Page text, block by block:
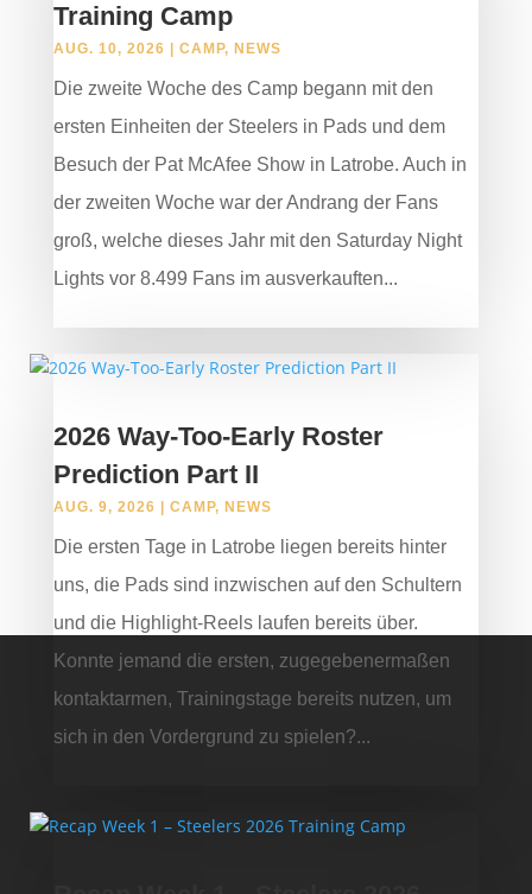
Training Camp
AUG. 10, 2026 CAMP, NEWS
Die zweite Woche des Camp begann mit den
ersten Einheiten der Steelers in Pads und dem
Besuch der Pat McAfee Show in Latrobe. Auch in
der zweiten Woche war der Andrang der Fans
groß, welche dieses Jahr mit den Saturday Night
Lights vor 8.499 Fans im ausverkauften...
2026 Way-Too-Early Roster
Prediction Part II
AUG. 9, 2026 CAMP, NEWS
Die ersten Tage in Latrobe liegen bereits hinter
uns, die Pads sind inzwischen auf den Schultern
und die Highlight-Reels laufen bereits über.
Konnte jemand die ersten, zugegebenermaßen
kontaktarmen, Trainingstage bereits nutzen, um
sich in den Vordergrund zu spielen?...